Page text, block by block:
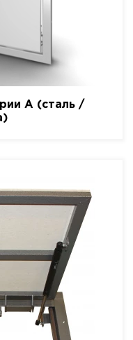
A (сталь /